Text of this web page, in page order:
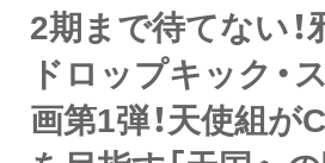
2期まで待てない！
ドロップキック・
画第1弾！天使組が